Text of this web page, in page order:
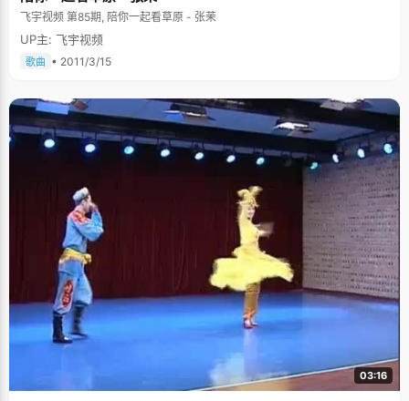
飞宇视频 第85期, 陪你一起看草原 - 张茉
UP主: 飞宇视频
歌曲 • 2011/3/15
03:16